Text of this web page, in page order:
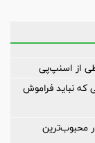
از اسنپ‌پی
که نباید فراموش
محبوب‌ترین